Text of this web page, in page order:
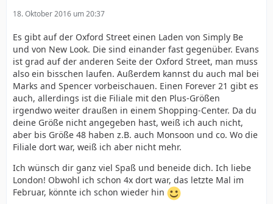
18. Oktober 2016 um 20:37
Es gibt auf der Oxford Street einen Laden von Simply Be
und von New Look. Die sind einander fast gegenüber. Evans
ist grad auf der anderen Seite der Oxford Street, man muss
also ein bisschen laufen. Außerdem kannst du auch mal bei
Marks and Spencer vorbeischauen. Einen Forever 21 gibt es
auch, allerdings ist die Filiale mit den Plus-Größen
irgendwo weiter draußen in einem Shopping-Center. Da du
deine Größe nicht angegeben hast, weiß ich auch nicht,
aber bis Größe 48 haben z.B. auch Monsoon und co. Wo die
Filiale dort war, weiß ich aber nicht mehr.
Ich wünsch dir ganz viel Spaß und beneide dich. Ich liebe
London! Obwohl ich schon 4x dort war, das letzte Mal im
Februar, könnte ich schon wieder hin